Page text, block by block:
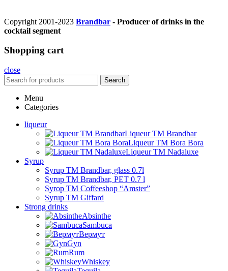
Copyright 2001-2023 Brandbar - Producer of drinks in the
cocktail segment
Shopping cart
close
Search
Menu
Categories
liqueur
Liqueur TM Brandbar
Liqueur TM Bora Bora
Liqueur TM Nadaluxe
Syrup
Syrup TM Brandbar, glass 0.7l
Syrup TM Brandbar, PET 0.7 l
Syrop TM Coffeeshop “Amster”
Syrup TM Giffard
Strong drinks
Absinthe
Sambuca
Вермут
Gyn
Rum
Whiskey